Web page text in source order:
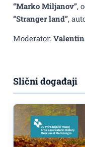
“Marko Miljanov”,
“Stranger land”,
Moderator:
Slični događaji